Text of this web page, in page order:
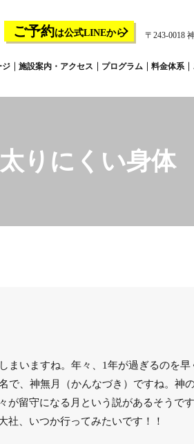
ジ 施設案内・アクセス プログラム 料金体系
ご予約は公式LINEから 〒243-0018
太りにくい身体
まいますね。年々、1年が過ぎるのを
で、神無月（かんなづき）ですね。神
が留守になる月という説があるそうで
、いつか行ってみたいです！！